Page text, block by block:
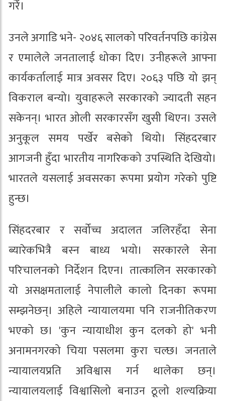
गरेँ।
उनले अगाडि भने- २०४६ सालको परिवर्तनपछि कांग्रेस
र एमालेले जनतालाई धोका दिए। उनीहरूले आफ्ना
कार्यकर्तालाई मात्र अवसर दिए। २०६३ पछि यो झन्
विकराल बन्यो। युवाहरूले सरकारको ज्यादती सहन
सकेनन्। भारत ओली सरकारसँग खुसी थिएन। उसले
अनुकूल समय पर्खेर बसेको थियो। सिंहदरबार
आगजनी हुँदा भारतीय नागरिकको उपस्थिति देखियो।
भारतले यसलाई अवसरका रूपमा प्रयोग गरेको पुष्टि
हुन्छ।
सिंहदरबार र सर्वोच्च अदालत जलिरहँदा सेना
ब्यारेकभित्रै बस्न बाध्य भयो। सरकारले सेना
परिचालनको निर्देशन दिएन। तात्कालिन सरकारको
यो असक्षमतालाई नेपालीले कालो दिनका रूपमा
सम्झनेछन्। अहिले न्यायालयमा पनि राजनीतिकरण
भएको छ। 'कुन न्यायाधीश कुन दलको हो' भनी
अनामनगरको चिया पसलमा कुरा चल्छ। जनताले
न्यायालयप्रति अविश्वास गर्न थालेका छन्।
न्यायालयलाई विश्वासिलो बनाउन ठूलो शल्यक्रिया